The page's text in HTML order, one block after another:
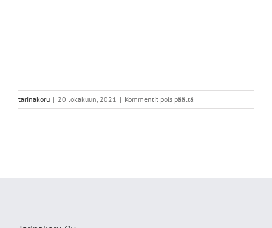
tarinakoru | 20 lokakuun, 2021 | Kommentit pois päältä
AF0DE496-